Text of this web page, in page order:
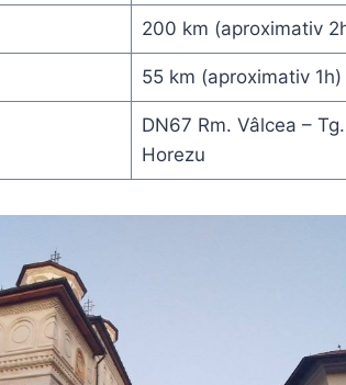
200 km (aproximativ
55 km (aproximativ 1h)
DN67 Rm. Vâlcea –
Horezu